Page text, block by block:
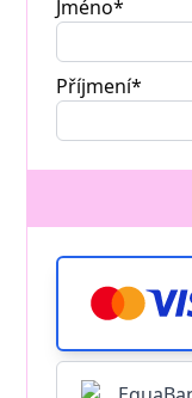
Jméno*
Příjmení*